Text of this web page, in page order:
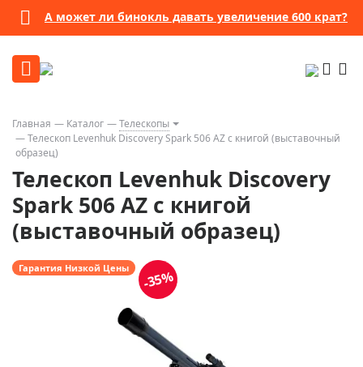
А может ли бинокль давать увеличение 600 крат?
Главная Каталог
Телескопы
Телескоп Levenhuk Discovery Spark 506 AZ с книгой (выставочный
образец)
Телескоп Levenhuk Discovery
Spark 506 AZ с книгой
(выставочный образец)
Гарантия Низкой Цены -35%